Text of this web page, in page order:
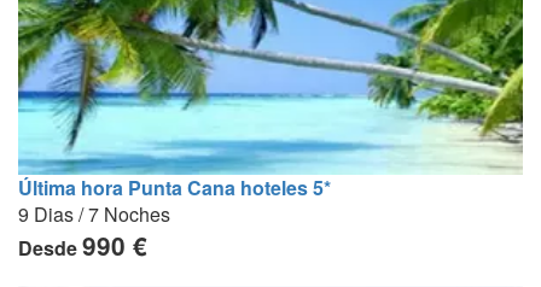
Última hora Punta Cana hoteles 5*
9 Dias / 7 Noches
Desde990 €